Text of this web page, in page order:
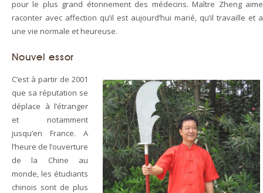
pour le plus grand étonnement des médecins. Maître Zheng aime
raconter avec affection qu’il est aujourd’hui marié, qu’il travaille et a
une vie normale et heureuse.
Nouvel essor
C’est à partir de 2001
que sa réputation se
déplace à l’étranger
et notamment
jusqu’en France. A
l’heure de l’ouverture
de la Chine au
monde, les étudiants
chinois sont de plus